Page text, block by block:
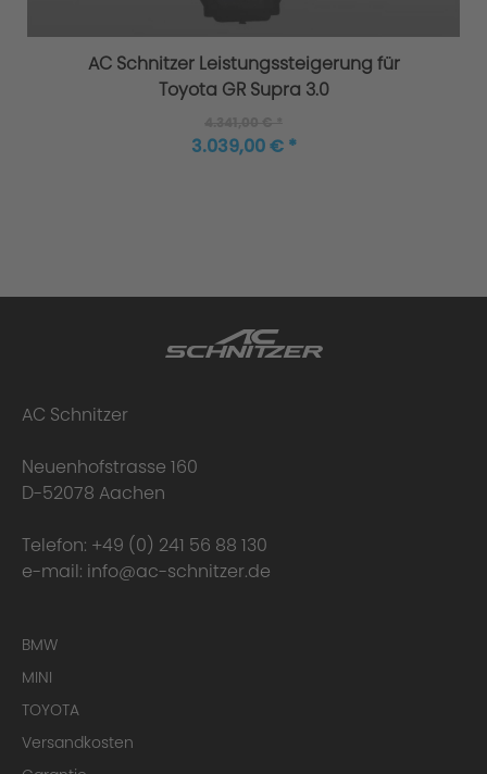
AC Schnitzer Leistungssteigerung für
Toyota GR Supra 3.0
3.039,00 € *
AC Schnitzer
Neuenhofstrasse 160
D-52078 Aachen
Telefon: +49 (0) 241 56 88 130
e-mail: info@ac-schnitzer.de
BMW
MINI
TOYOTA
Versandkosten